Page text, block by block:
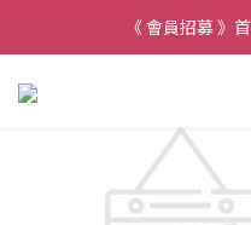
《 會員招募 》